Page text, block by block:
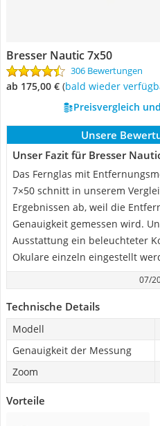
Bresser Nautic 7x50
306 Bewertungen
ab 175,00 € ( Bald wieder
Preisvergleich
Unsere
Unser Fazit für Bresser
Das Fernglas mit
7×50 schnitt in unserem
Ergebnissen ab, weil die
Genauigkeit gemessen wird.
Ausstattung ein beleuchteter
Okulare einzeln eingestellt
07/
Technische Details
Modell
Genauigkeit der Messung
Zoom
Vorteile